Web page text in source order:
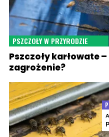
PSZCZOŁY W PRZYRODZIE
Pszczoły karłowate
zagrożenie?